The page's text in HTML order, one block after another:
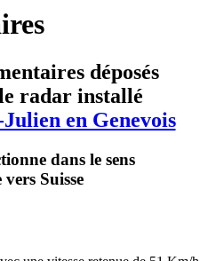
déposés
radar installé
en Genevois
dans le sens
Suisse